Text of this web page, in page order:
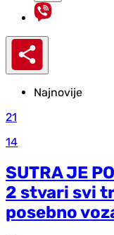
Najnovije
21
14
SUTRA JE
2 stvari svi
posebno